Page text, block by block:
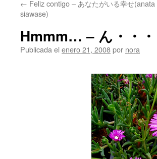
← Feliz contigo – あなたがいる幸せ(anata
siawase)
Hmmm… – ん・・・
Publicada el enero 21, 2008por nora